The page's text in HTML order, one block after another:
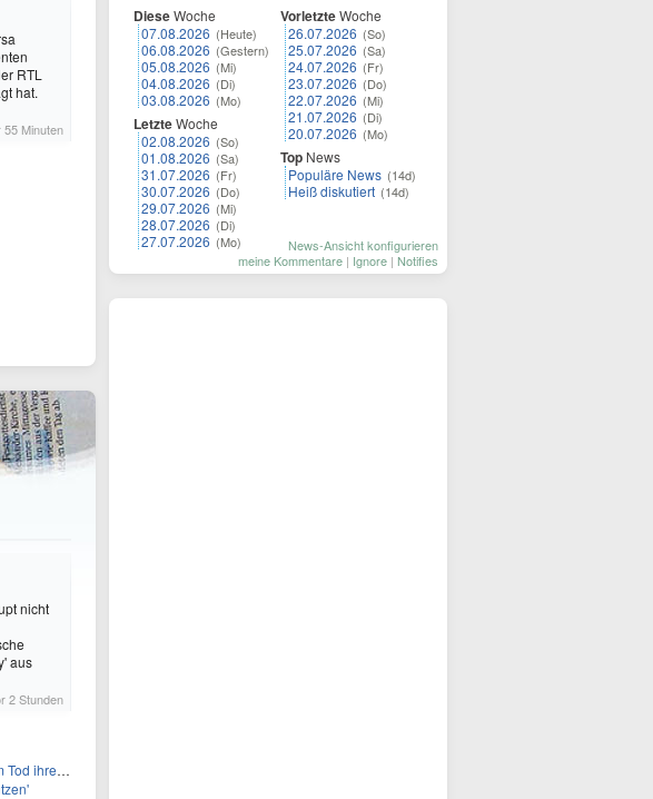
RTL
hat.
55 Minuten
nicht
aus
2 Stunden
Mutter
DieseWoche
07.08.2026 (Heute)
06.08.2026 (Gestern)
05.08.2026 (Mi)
04.08.2026 (Di)
03.08.2026 (Mo)
LetzteWoche
02.08.2026 (So)
01.08.2026 (Sa)
31.07.2026 (Fr)
30.07.2026 (Do)
29.07.2026 (Mi)
28.07.2026 (Di)
27.07.2026 (Mo)
VorletzteWoche
26.07.2026 (So)
25.07.2026 (Sa)
24.07.2026 (Fr)
23.07.2026 (Do)
22.07.2026 (Mi)
21.07.2026 (Di)
20.07.2026 (Mo)
Top News
Populäre News (14d)
Heiß diskutiert (14d)
News-Ansicht konfigurieren
meine Kommentare | Ignore | Notifies